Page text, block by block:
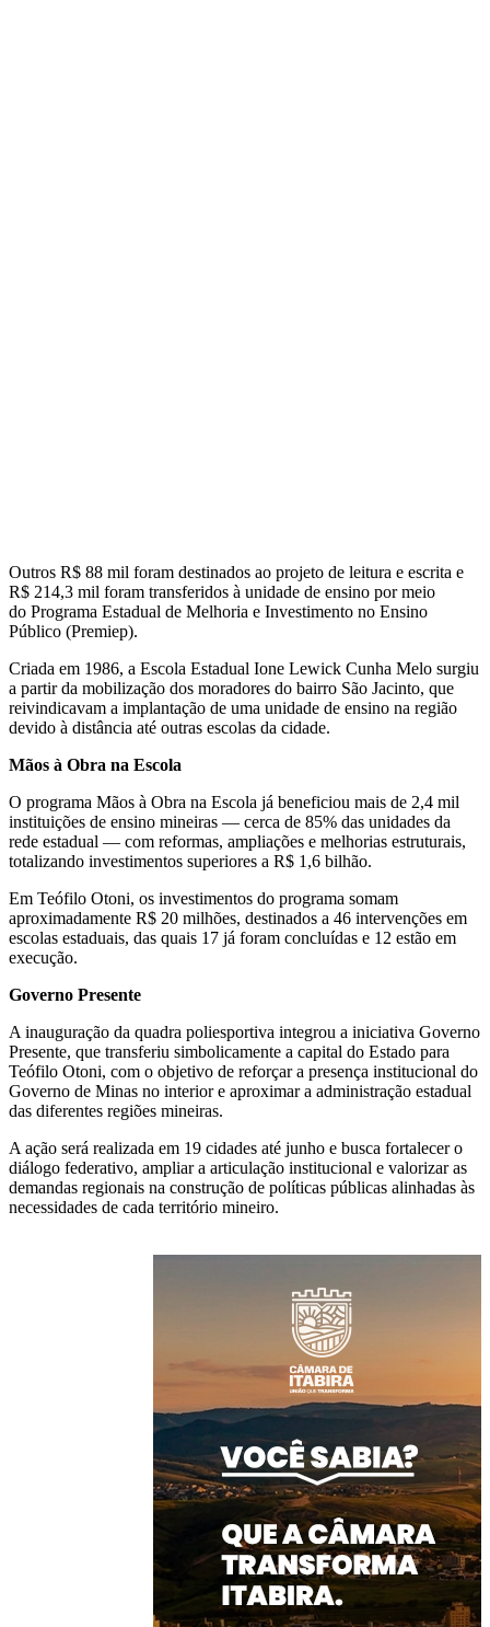
Outros R$ 88 mil foram destinados ao projeto de leitura e escrita e
R$ 214,3 mil foram transferidos à unidade de ensino por meio
do Programa Estadual de Melhoria e Investimento no Ensino
Público (Premiep).
Criada em 1986, a Escola Estadual Ione Lewick Cunha Melo surgiu
a partir da mobilização dos moradores do bairro São Jacinto, que
reivindicavam a implantação de uma unidade de ensino na região
devido à distância até outras escolas da cidade.
Mãos à Obra na Escola
O programa Mãos à Obra na Escola já beneficiou mais de 2,4 mil
instituições de ensino mineiras — cerca de 85% das unidades da
rede estadual — com reformas, ampliações e melhorias estruturais,
totalizando investimentos superiores a R$ 1,6 bilhão.
Em Teófilo Otoni, os investimentos do programa somam
aproximadamente R$ 20 milhões, destinados a 46 intervenções em
escolas estaduais, das quais 17 já foram concluídas e 12 estão em
execução.
Governo Presente
A inauguração da quadra poliesportiva integrou a iniciativa Governo
Presente, que transferiu simbolicamente a capital do Estado para
Teófilo Otoni, com o objetivo de reforçar a presença institucional do
Governo de Minas no interior e aproximar a administração estadual
das diferentes regiões mineiras.
A ação será realizada em 19 cidades até junho e busca fortalecer o
diálogo federativo, ampliar a articulação institucional e valorizar as
demandas regionais na construção de políticas públicas alinhadas às
necessidades de cada território mineiro.